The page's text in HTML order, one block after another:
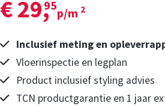
€ 29,
95
p/m 2
Inclusief meting en
Vloerinspectie en legplan
Product inclusief styling advies
TCN productgarantie en 1 jaar